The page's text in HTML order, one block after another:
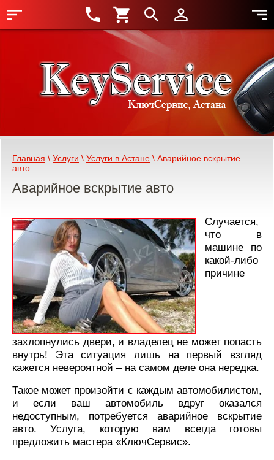
Главная \ Услуги \ Услуги в Астане \ Аварийное вскрытие
авто
Аварийное вскрытие авто
Случается,
что в
машине по
какой-либо
причине
захлопнулись двери, и владелец не может попасть
внутрь! Эта ситуация лишь на первый взгляд
кажется невероятной – на самом деле она нередка.
Такое может произойти с каждым автомобилистом,
и если ваш автомобиль вдруг оказался
недоступным, потребуется аварийное вскрытие
авто. Услуга, которую вам всегда готовы
предложить мастера «КлючСервис».